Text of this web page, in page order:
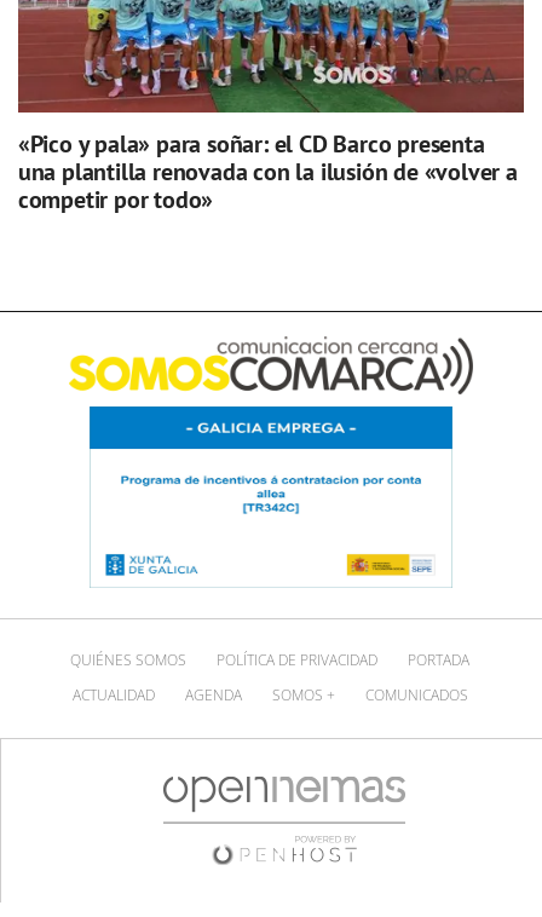
«Pico y pala» para soñar: el CD Barco presenta
una plantilla renovada con la ilusión de «volver a
competir por todo»
QUIÉNES SOMOS POLÍTICA DE PRIVACIDAD
PORTADA
ACTUALIDAD
AGENDA SOMOS + COMUNICADOS